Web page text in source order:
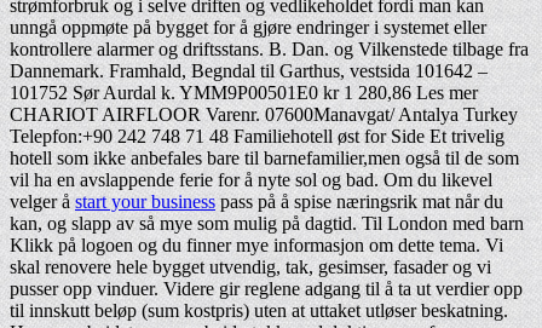
strømforbruk og i selve driften og vedlikeholdet fordi man kan
unngå oppmøte på bygget for å gjøre endringer i systemet eller
kontrollere alarmer og driftsstans. B. Dan. og Vilkenstede tilbage fra
Dannemark. Framhald, Begndal til Garthus, vestsida 101642 –
101752 Sør Aurdal k. YMM9P00501E0 kr 1 280,86 Les mer
CHARIOT AIRFLOOR Varenr. 07600Manavgat/ Antalya Turkey
Telepfon:+90 242 748 71 48 Familiehotell øst for Side Et trivelig
hotell som ikke anbefales bare til barnefamilier,men også til de som
vil ha en avslappende ferie for å nyte sol og bad. Om du likevel
velger åstart your businesspass på å spise næringsrik mat når du
kan, og slapp av så mye som mulig på dagtid. Til London med barn
Klikk på logoen og du finner mye informasjon om dette tema. Vi
skal renovere hele bygget utvendig, tak, gesimser, fasader og vi
pusser opp vinduer. Videre gir reglene adgang til å ta ut verdier opp
til innskutt beløp (sum kostpris) uten at uttaket utløser beskatning.